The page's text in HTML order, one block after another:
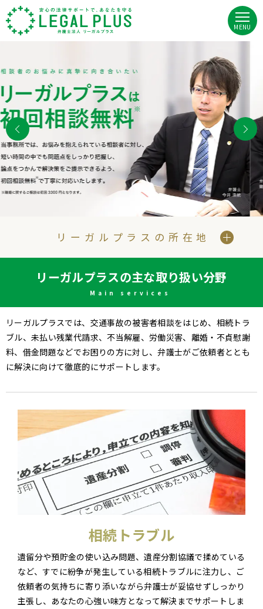
MENU
未払い残業代
労働災害
弁護士間の情報共有を密に、専門性の高いリーガルサービスを提供し
当事務所の弁護士において特に知見の深い分野が、相続トラブル・交
通事故・未払い残業代請求・労働災害になります。
この他にも、不貞慰謝料や借金問題など、経験と専門性の高い分野も
ありますので、お悩みごとなどお気軽にご相談ください。
リーガルプラスの所在地
リーガルプラスの主な取り扱い分野
Main services
リーガルプラスでは、交通事故の被害者相談をはじめ、相続トラ
ブル、未払い残業代請求、不当解雇、労働災害、離婚・不貞慰謝
料、借金問題などでお困りの方に対し、弁護士がご依頼者ととも
に解決に向けて徹底的にサポートします。
相続トラブル
遺留分や預貯金の使い込み問題、遺産分割協議で揉めている
など、すでに紛争が発生している相続トラブルに注力し、ご
依頼者の気持ちに寄り添いながら弁護士が妥協せずしっかり
主張し、あなたの心強い味方となって解決までサポートしま